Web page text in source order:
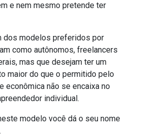
e nem mesmo pretende ter
dos modelos preferidos por
como autônomos, freelancers
mas que desejam ter um
maior do que o permitido pelo
econômica não se encaixa no
individual.
modelo você dá o seu nome